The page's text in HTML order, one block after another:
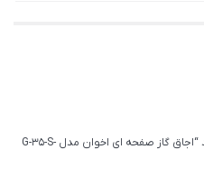
اولین کسی باشید که دیدگاهی می نویسد “اجاق گاز صفحه ای اخوان مدل G-35-S-